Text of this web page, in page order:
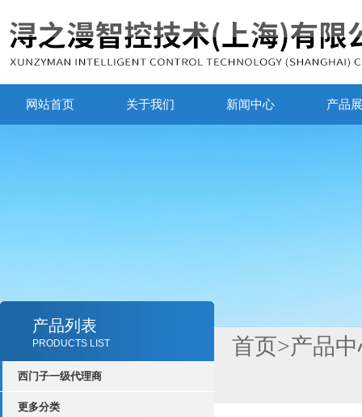
网站首页 关于我们 新闻中心 产品
产品列表
PRODUCTS LIST
西门子一级代理商
更多分类
首页>产品